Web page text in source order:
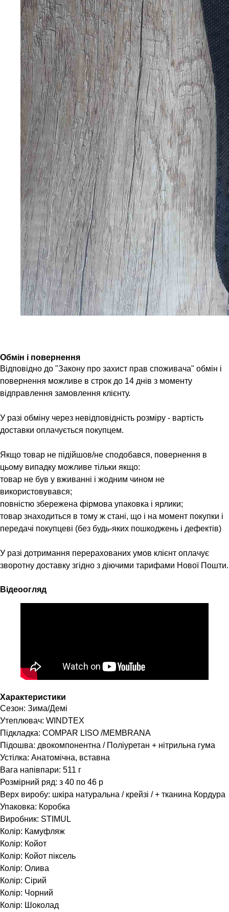
Обмін і повернення
Відповідно до "Закону про захист прав споживача" обмін і
повернення можливе в строк до 14 днів з моменту
відправлення замовлення клієнту.
У разі обміну через невідповідність розміру - вартість
доставки оплачується покупцем.
Якщо товар не підійшов/не сподобався, повернення в
цьому випадку можливе тільки якщо:
товар не був у вживанні і жодним чином не
використовувався;
повністю збережена фірмова упаковка і ярлики;
товар знаходиться в тому ж стані, що і на момент покупки і
передачі покупцеві (без будь-яких пошкоджень і дефектів)
У разі дотримання перерахованих умов клієнт оплачує
зворотну доставку згідно з діючими тарифами Нової Пошти.
Відеоогляд
Характеристики
Сезон: Зима/Демі
Утеплювач: WINDTEX
Підкладка: COMPAR LISO /MEMBRANA
Підошва: двокомпонентна / Поліуретан + нітрильна гума
Устілка: Анатомічна, вставна
Вага напівпари: 511 г
Розмірний ряд: з 40 по 46 р
Верх виробу: шкіра натуральна / крейзі / + тканина Кордура
Упаковка: Коробка
Виробник: STIMUL
Колір: Камуфляж
Колір: Койот
Колір: Койот піксель
Колір: Олива
Колір: Сірий
Колір: Чорний
Колір: Шоколад